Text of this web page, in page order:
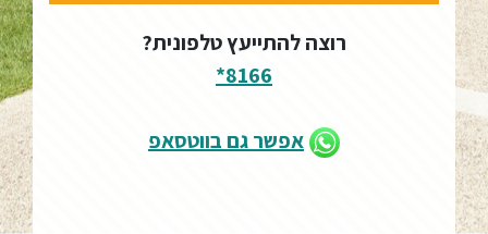
רוצה להתייעץ טלפונית?
8166*
אפשר גם בווטסאפ